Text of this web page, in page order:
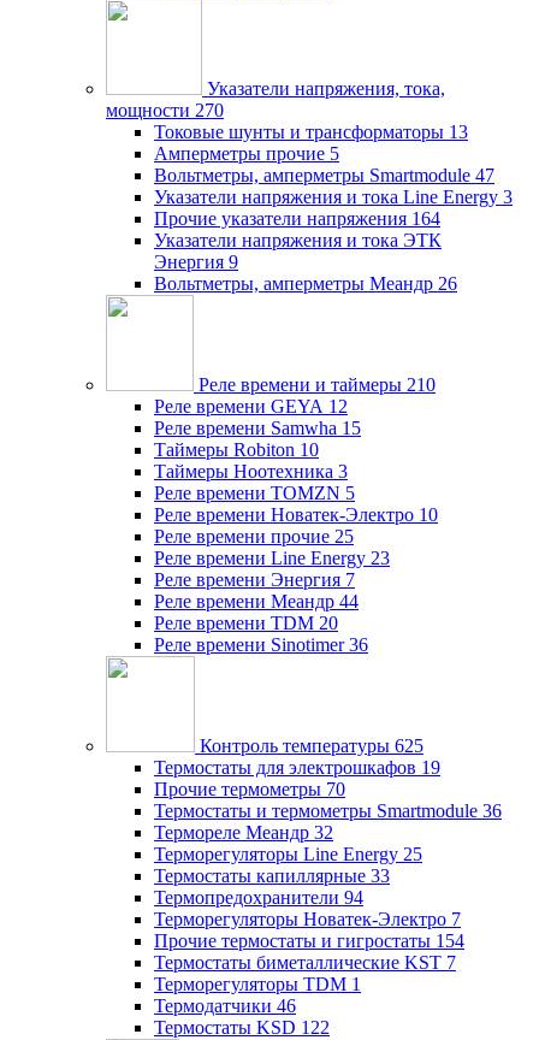
Указатели напряжения, тока,
мощности 270
Токовые шунты и трансформаторы 13
Амперметры прочие 5
Вольтметры, амперметры Smartmodule 47
Указатели напряжения и тока Line Energy 3
Прочие указатели напряжения 164
Указатели напряжения и тока ЭТК
Энергия 9
Вольтметры, амперметры Меандр 26
Реле времени и таймеры 210
Реле времени GEYA 12
Реле времени Samwha 15
Таймеры Robiton 10
Таймеры Ноотехника 3
Реле времени TOMZN 5
Реле времени Новатек-Электро 10
Реле времени прочие 25
Реле времени Line Energy 23
Реле времени Энергия 7
Реле времени Меандр 44
Реле времени TDM 20
Реле времени Sinotimer 36
Контроль температуры 625
Термостаты для электрошкафов 19
Прочие термометры 70
Термостаты и термометры Smartmodule 36
Термореле Меандр 32
Терморегуляторы Line Energy 25
Термостаты капиллярные 33
Термопредохранители 94
Терморегуляторы Новатек-Электро 7
Прочие термостаты и гигростаты 154
Термостаты биметаллические KST 7
Терморегуляторы TDM 1
Термодатчики 46
Термостаты KSD 122